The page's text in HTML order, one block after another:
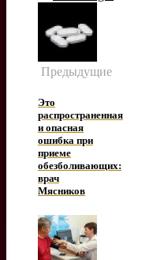
Предыдущие
Это
распространенная
и опасная
ошибка при
приеме
обезболивающих:
врач
Мясников